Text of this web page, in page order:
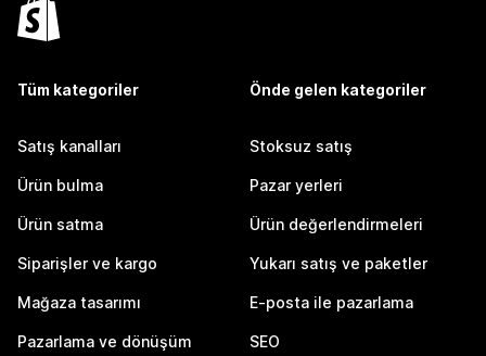
Tüm kategoriler
Satış kanalları
Ürün bulma
Ürün satma
Siparişler ve kargo
Mağaza tasarımı
Pazarlama ve dönüşüm
Önde gelen kategoriler
Stoksuz satış
Pazar yerleri
Ürün değerlendirmeleri
Yukarı satış ve paketler
E-posta ile pazarlama
SEO